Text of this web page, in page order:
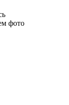
фото